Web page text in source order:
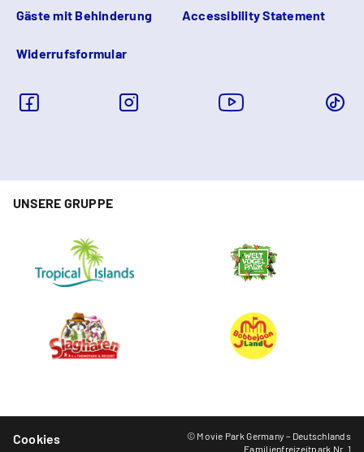
Gäste mit Behinderung Accessibility Statement
Widerrufsformular
UNSERE GRUPPE
Cookies
© Movie Park Germany – Deutschlands
Familienfreizeitpark Nr. 1